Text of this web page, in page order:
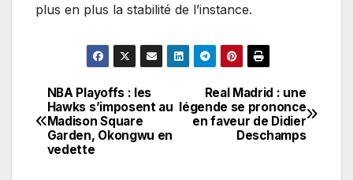
plus en plus la stabilité de l’instance.
Navigation
de
Real Madrid : une
légende se prononce
en faveur de Didier
Deschamps
NBA Playoffs : les
Hawks s’imposent au
Madison Square
Garden, Okongwu en
vedette